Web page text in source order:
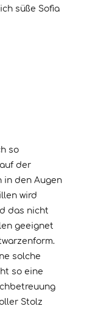
süße Sofia
so
der
in den Augen
wird
das nicht
geeignet
solche
so eine
Stolz